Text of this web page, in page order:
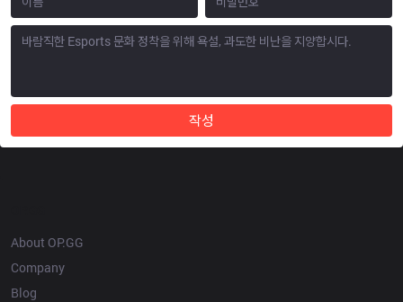
작성
About OP.GG
Company
Blog